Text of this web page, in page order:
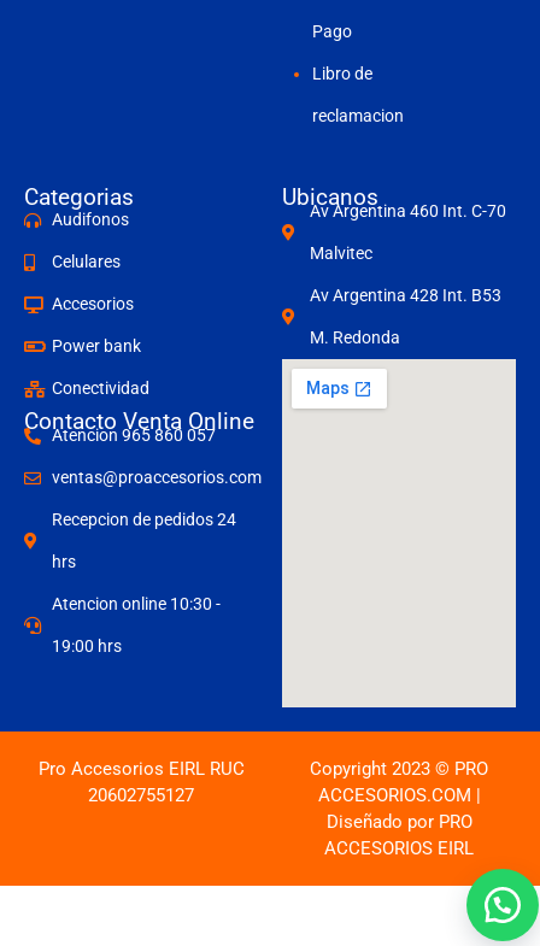
Pago
Libro de
reclamacion
Categorias
Audifonos
Celulares
Accesorios
Power bank
Conectividad
Contacto Venta Online
Atencion 965 860 057
ventas@proaccesorios.com
Recepcion de pedidos 24
hrs
Atencion online 10:30 -
19:00 hrs
Ubicanos
Av Argentina 460 Int. C-70
Malvitec
Av Argentina 428 Int. B53
M. Redonda
Pro Accesorios EIRL RUC
20602755127
Copyright 2023 © PRO
ACCESORIOS.COM |
Diseñado por PRO
ACCESORIOS EIRL